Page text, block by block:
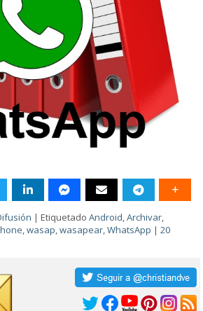
|Etiquetado Android,Archivar,
,wasap,wasapear,WhatsApp |20